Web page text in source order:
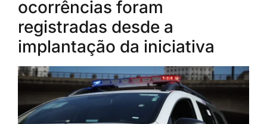
ocorrências foram
registradas desde a
implantação da iniciativa